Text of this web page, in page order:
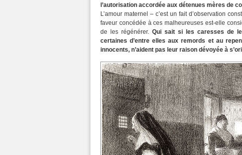
l’autorisation accordée aux détenues mères de
L’amour maternel – c’est un fait d’observation
faveur concédée à ces malheureuses est-elle
de les régénérer. Qui sait si les caresses de
certaines d’entre elles aux remords et au
innocents, n’aident pas leur raison dévoyée à